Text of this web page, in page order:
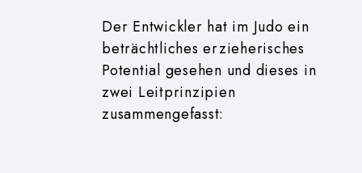
Der Entwickler hat im Judoein
beträchtliches erzieherisches
Potential gesehen und dieses in
zwei Leitprinzipien
zusammengefasst: